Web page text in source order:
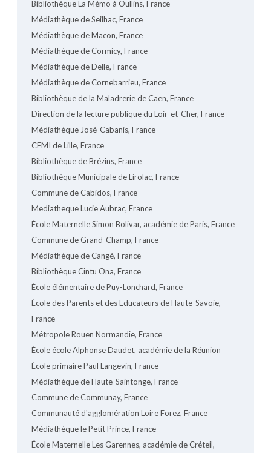
Bibliothèque La Mémo à Oullins, France
Médiathèque de Seilhac, France
Médiathèque de Macon, France
Médiathèque de Cormicy, France
Médiathèque de Delle, France
Médiathèque de Cornebarrieu, France
Bibliothèque de la Maladrerie de Caen, France
Direction de la lecture publique du Loir-et-Cher, France
Médiathèque José-Cabanis, France
CFMI de Lille, France
Bibliothèque de Brézins, France
Bibliothèque Municipale de Lirolac, France
Commune de Cabidos, France
Mediatheque Lucie Aubrac, France
École Maternelle Simon Bolivar, académie de Paris, France
Commune de Grand-Champ, France
Médiathèque de Cangé, France
Bibliothèque Cintu Ona, France
École élémentaire de Puy-Lonchard, France
École des Parents et des Educateurs de Haute-Savoie,
France
Métropole Rouen Normandie, France
École école Alphonse Daudet, académie de la Réunion
École primaire Paul Langevin, France
Médiathèque de Haute-Saintonge, France
Commune de Communay, France
Communauté d'agglomération Loire Forez, France
Médiathèque le Petit Prince, France
École Maternelle Les Garennes, académie de Créteil,